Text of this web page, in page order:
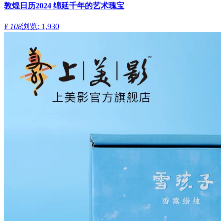
敦煌日历2024 绵延千年的艺术瑰宝
¥ 108浏览: 1,930